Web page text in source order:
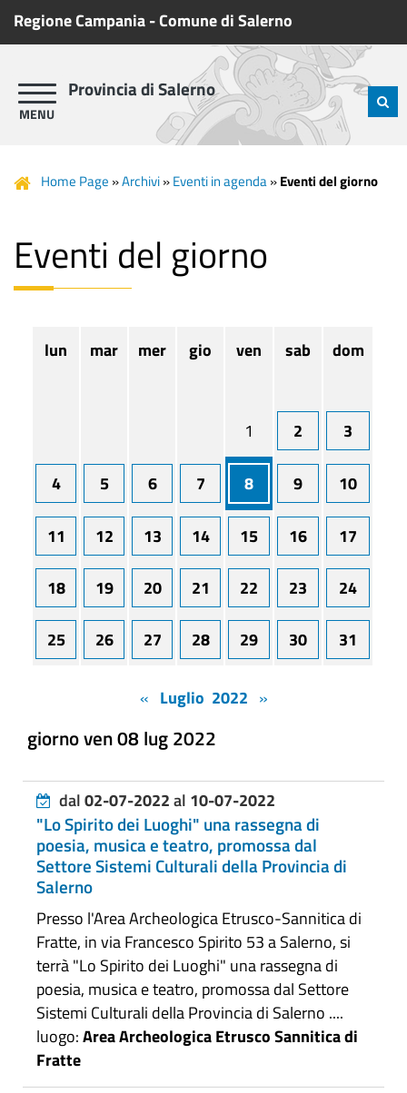
Regione Campania-Comune di Salerno
Provincia di Salerno
Home Page »Archivi»Eventi in agenda»Eventi del giorno
Eventi del giorno
lun mar mer gio ven sab dom
1 2 3
4 5 6 7 8 9 10
11 12 13 14 15 16 17
18 19 20 21 22 23 24
25 26 27 28 29 30 31
« Luglio 2022 »
giorno ven 08 lug 2022
dal02-07-2022al 10-07-2022
"Lo Spirito dei Luoghi" una rassegna di
poesia, musica e teatro, promossa dal
Settore Sistemi Culturali della Provincia di
Salerno
Presso l'Area Archeologica Etrusco-Sannitica di
Fratte, in via Francesco Spirito 53 a Salerno, si
terrà "Lo Spirito dei Luoghi" una rassegna di
poesia, musica e teatro, promossa dal Settore
Sistemi Culturali della Provincia di Salerno ....
luogo:Area Archeologica Etrusco Sannitica di
Fratte